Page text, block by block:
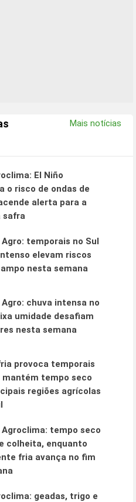
Mais notícias
El Niño
o risco de ondas de
alerta para a
safra
temporais no Sul
elevam riscos
nesta semana
chuva intensa no
umidade desafiam
nesta semana
provoca temporais
mantém tempo seco
regiões agrícolas
tempo seco
colheita, enquanto
fria avança no fim
geadas, trigo e